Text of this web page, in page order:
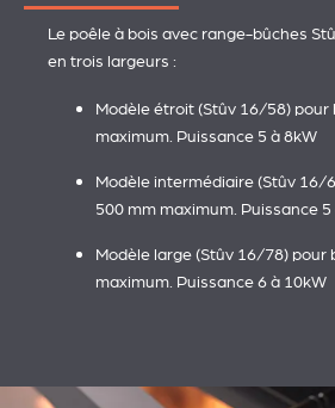
Le poêle à bois avec range-bûches
en trois largeurs :
Modèle étroit (Stûv 16/58) pour
maximum. Puissance 5 à 8kW
Modèle intermédiaire (Stûv 16/
500 mm maximum. Puissance 5
Modèle large (Stûv 16/78) pour
maximum. Puissance 6 à 10kW